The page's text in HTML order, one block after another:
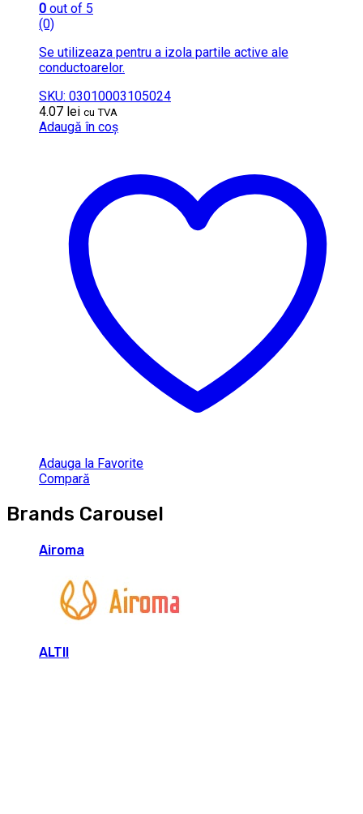
0 out of 5
(0)
Se utilizeaza pentru a izola partile active ale
conductoarelor.
SKU: 03010003105024
4.07 lei cu TVA
Adaugă în coș
Adauga la Favorite
Compară
Brands Carousel
Airoma
ALTII